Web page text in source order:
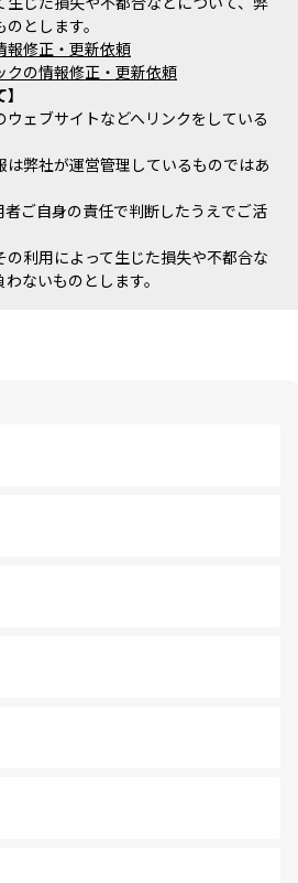
とします。
報修正・更新依頼
クの情報修正・更新依頼
ウェブサイトなどへリンクをしている
は弊社が運営管理しているものではあ
者ご自身の責任で判断したうえでご活
利用によって生じた損失や不都合な
ないものとします。